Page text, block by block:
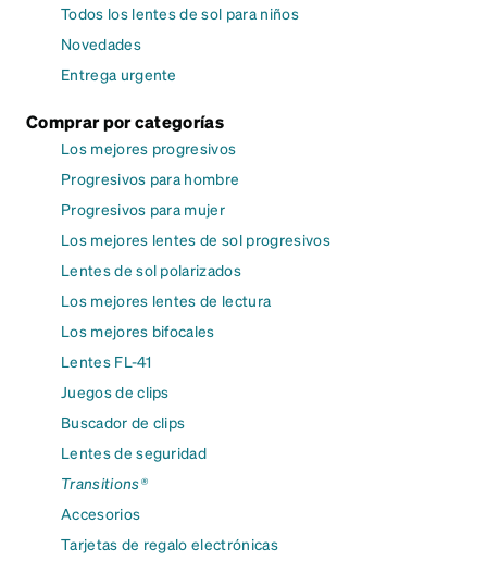
Todos los lentes de sol para niños
Novedades
Entrega urgente
Comprar por categorías
Los mejores progresivos
Progresivos para hombre
Progresivos para mujer
Los mejores lentes de sol progresivos
Lentes de sol polarizados
Los mejores lentes de lectura
Los mejores bifocales
Lentes FL-41
Juegos de clips
Buscador de clips
Lentes de seguridad
Transitions®
Accesorios
Tarjetas de regalo electrónicas